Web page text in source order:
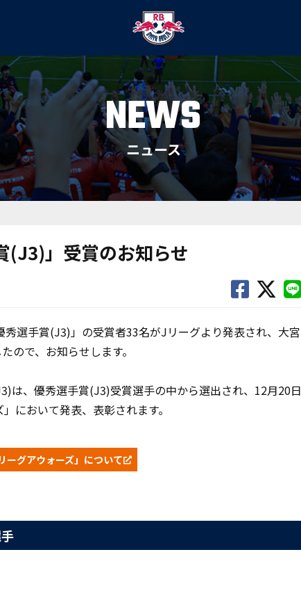
NEWS
ニュース
(J3)」受賞のお知らせ
選手賞(J3)」の受賞者33名がJリーグより発表され、大宮
ので、お知らせします。
は、 優秀選手賞(J3)受賞選手の中から選出され、 12月20日
において発表、表彰されます。
ーグアウォーズ」について